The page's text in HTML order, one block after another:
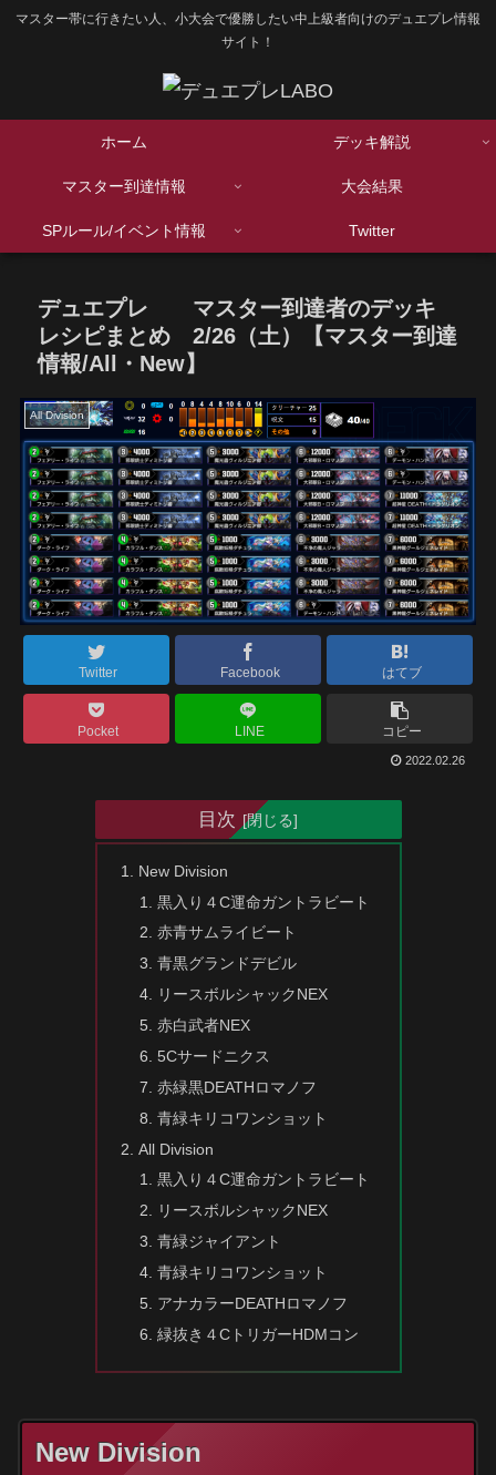
マスター帯に行きたい人、小大会で優勝したい中上級者向けのデュエプレ情報
サイト！
ホーム デッキ解説
マスター到達情報 大会結果
SPルール/イベント情報 Twitter
デュエプレ マスター到達者のデッキ
レシピまとめ 2/26（土）【マスター到達
情報/All・New】
All Division
Twitter Facebook はてブ
Pocket LINE コピー
2022.02.26
目次
New Division
黒入り４C運命ガントラビート
赤青サムライビート
青黒グランドデビル
リースボルシャックNEX
赤白武者NEX
5Cサードニクス
赤緑黒DEATHロマノフ
青緑キリコワンショット
All Division
黒入り４C運命ガントラビート
リースボルシャックNEX
青緑ジャイアント
青緑キリコワンショット
アナカラーDEATHロマノフ
緑抜き４CトリガーHDMコン
New Division